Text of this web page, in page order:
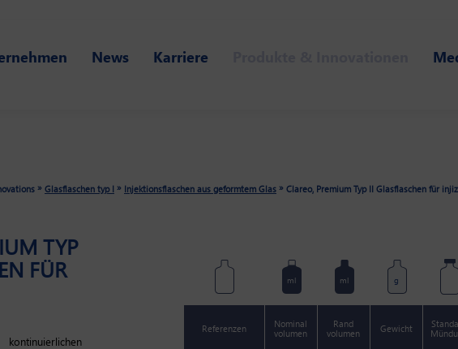
News Karriere
» Glasflaschen typ I » Injektionsflaschen aus geformtem Glas » Clareo, Premium Typ II Glasflaschen für
TYP
FÜR ml ml g
Referenzen
Nominal
volumen
Rand
volumen
Gewicht